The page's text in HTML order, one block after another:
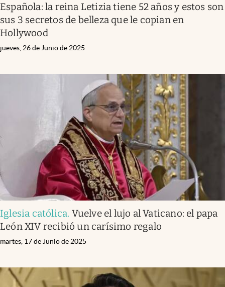
Española: la reina Letizia tiene 52 años y estos son
sus 3 secretos de belleza que le copian en
Hollywood
jueves, 26 de Junio de 2025
Iglesia católica. Vuelve el lujo al Vaticano: el papa
León XIV recibió un carísimo regalo
martes, 17 de Junio de 2025